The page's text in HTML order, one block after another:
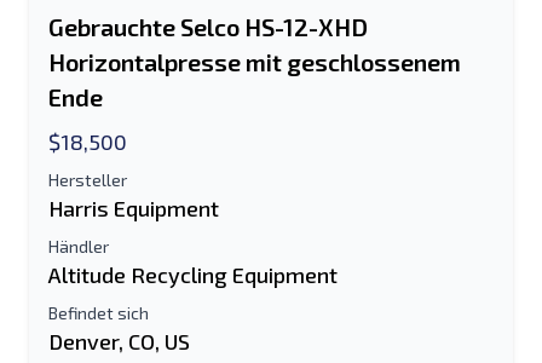
Gebrauchte Selco HS-12-XHD
Horizontalpresse mit geschlossenem
Ende
$18,500
Hersteller
Harris Equipment
Händler
Altitude Recycling Equipment
Befindet sich
Denver, CO, US